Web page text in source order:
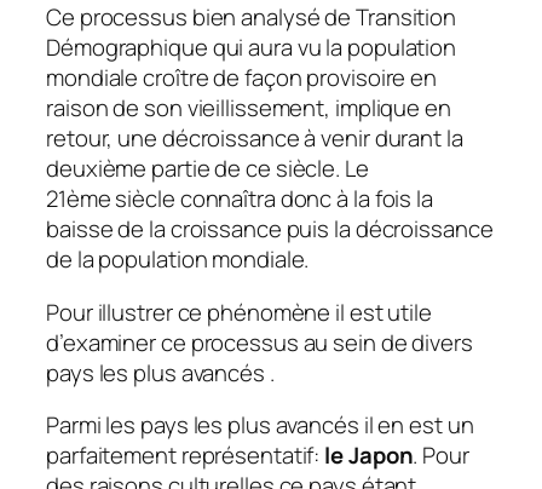
Ce processus bien analysé de Transition
Démographique qui aura vu la population
mondiale croître de façon provisoire en
raison de son vieillissement, implique en
retour, une décroissance à venir durant la
deuxième partie de ce siècle. Le
21ème siècle connaîtra donc à la fois la
baisse de la croissance puis la décroissance
de la population mondiale.
Pour illustrer ce phénomène il est utile
d’examiner ce processus au sein de divers
pays les plus avancés .
Parmi les pays les plus avancés il en est un
parfaitement représentatif: le Japon. Pour